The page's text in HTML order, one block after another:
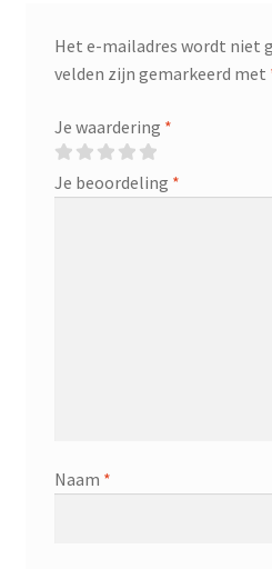
Het e-mailadres wordt niet
velden zijn gemarkeerd met
Je waardering *
Je beoordeling *
Naam *